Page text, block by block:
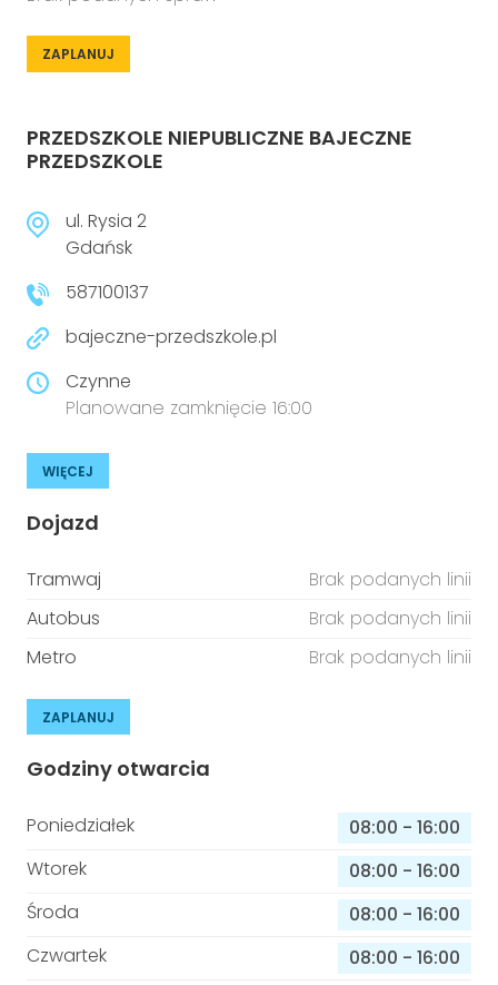
ZAPLANUJ
PRZEDSZKOLE NIEPUBLICZNE BAJECZNE
PRZEDSZKOLE
ul. Rysia 2
Gdańsk
587100137
bajeczne-przedszkole.pl
Czynne
Planowane zamknięcie 16:00
WIĘCEJ
Dojazd
Tramwaj
Brak podanych linii
Autobus
Brak podanych linii
Metro
Brak podanych linii
ZAPLANUJ
Godziny otwarcia
Poniedziałek 08:00 - 16:00
Wtorek
08:00 - 16:00
Środa
08:00 - 16:00
Czwartek
08:00 - 16:00